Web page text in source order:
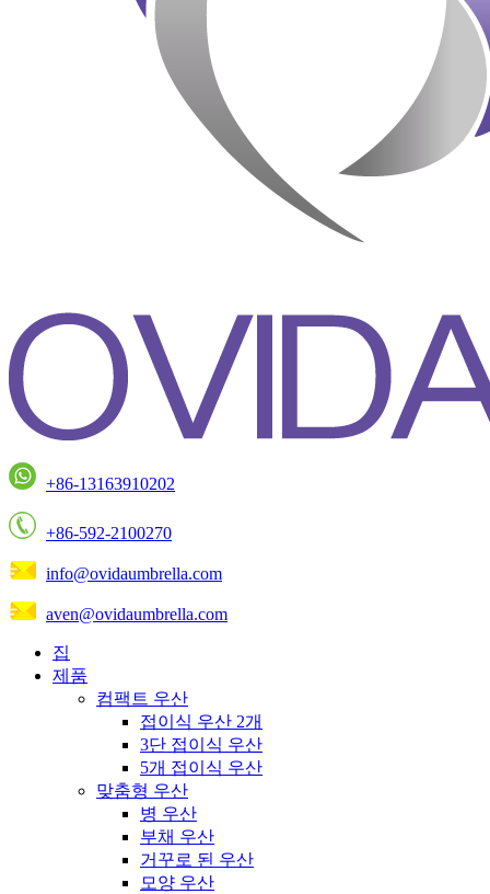
+86-13163910202
+86-592-2100270
info@ovidaumbrella.com
aven@ovidaumbrella.com
집
제품
컴팩트 우산
접이식 우산 2개
3단 접이식 우산
5개 접이식 우산
맞춤형 우산
병 우산
부채 우산
거꾸로 된 우산
모양 우산